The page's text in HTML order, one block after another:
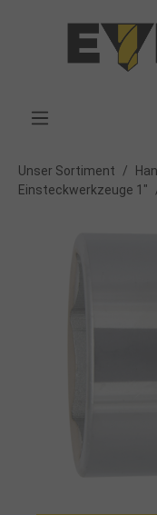
Unser Sortiment /
Einsteckwerkzeuge 1"